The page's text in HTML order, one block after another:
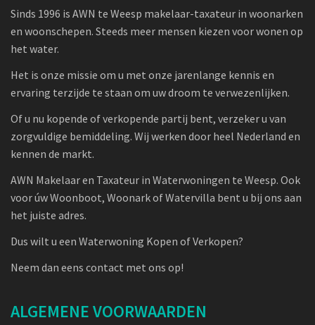
Sinds 1996 is AWN te Weesp makelaar-taxateur in woonarken
en woonschepen. Steeds meer mensen kiezen voor wonen op
het water.
Het is onze missie om u met onze jarenlange kennis en
ervaring terzijde te staan om uw droom te verwezenlijken.
Of u nu kopende of verkopende partij bent, verzeker u van
zorgvuldige bemiddeling. Wij werken door heel Nederland en
kennen de markt.
AWN Makelaar en Taxateur in Waterwoningen te Weesp. Ook
voor úw Woonboot, Woonark of Watervilla bent u bij ons aan
het juiste adres.
Dus wilt u een Waterwoning Kopen of Verkopen?
Neem dan eens contact met ons op!
ALGEMENE VOORWAARDEN